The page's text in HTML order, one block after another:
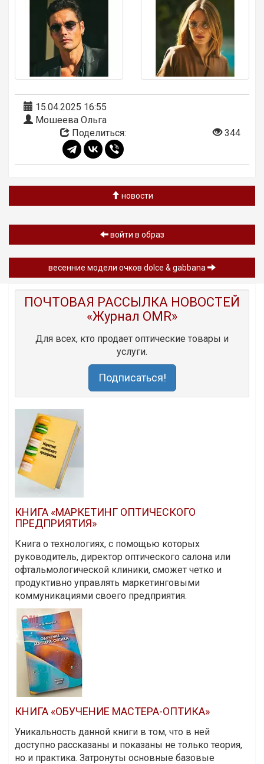
15.04.2025 16:55
Мошеева Ольга
Поделиться:
344
новости
войти в образ
весенние модели очков dolce & gabbana
ПОЧТОВАЯ РАССЫЛКА НОВОСТЕЙ
«Журнал OMR»
Для всех, кто продает оптические товары и
услуги.
Подписаться!
КНИГА «МАРКЕТИНГ ОПТИЧЕСКОГО
ПРЕДПРИЯТИЯ»
Книга о технологиях, с помощью которых
руководитель, директор оптического салона или
офтальмологической клиники, сможет четко и
продуктивно управлять маркетинговыми
коммуникациями своего предприятия.
КНИГА «ОБУЧЕНИЕ МАСТЕРА-ОПТИКА»
Уникальность данной книги в том, что в ней
доступно рассказаны и показаны не только теория,
но и практика. Затронуты основные базовые